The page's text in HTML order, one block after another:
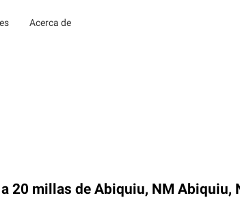
Acerca de
20 millas de Abiquiu, NM Abiquiu,